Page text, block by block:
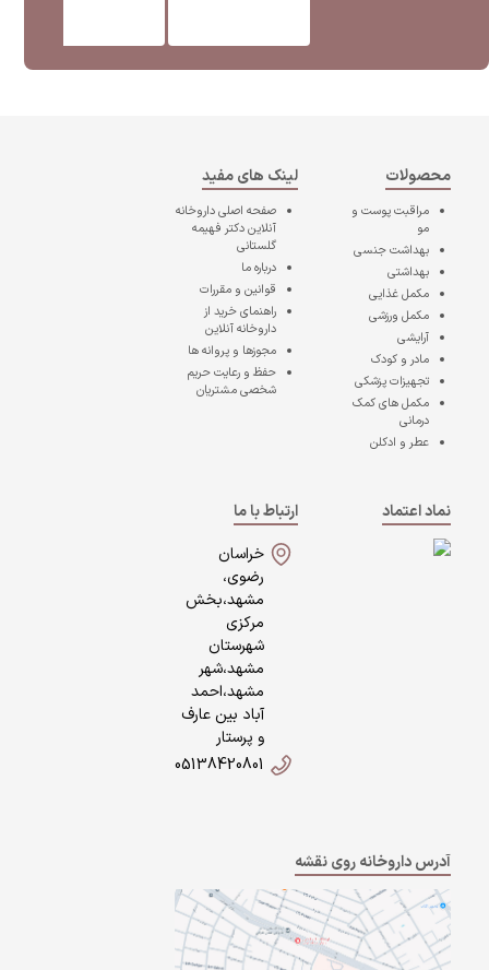
محصولات
مراقبت پوست و
مو
بهداشت جنسی
بهداشتی
مکمل غذایی
مکمل ورزشی
آرایشی
مادر و کودک
تجهیزات پزشکی
مکمل های کمک
درمانی
عطر و ادکلن
لینک های مفید
صفحه اصلیداروخانه
آنلاین دکتر فهیمه
گلستانی
درباره ما
قوانین و مقررات
راهنمای خرید از
داروخانه آنلاین
مجوزها و پروانه ها
حفظ و رعایت حریم
شخصی مشتریان
نماد اعتماد
ارتباط با ما
خراسان
رضوی،
مشهد،بخش
مرکزی
شهرستان
مشهد،شهر
مشهد،احمد
آباد بین عارف
و پرستار
05138420801
آدرس داروخانه روی نقشه